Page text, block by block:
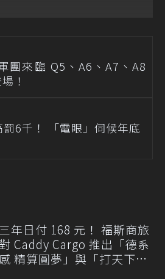
團來臨 Q5、A6、A7、A8
！
6千！ 「電眼」伺候年底
年日付 168 元！ 福斯商旅
Caddy Cargo 推出「德系
精算圓夢」與「打天下」